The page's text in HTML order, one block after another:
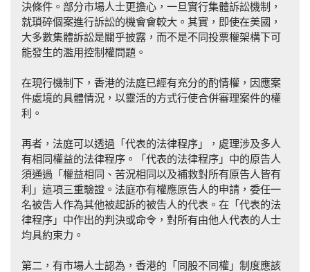
決條件。部分市場人士更擔心，一旦實行集體訴訟機制，
就瑣碎個案進行訴訟的機會會較大。其實，即使在美國，
大多數集體訴訟是關乎披露，而不是不同投票權架構下可
能發生的濫用控制權問題。
在現行機制下，香港的法庭已經有充分的酌情權，因應案
件處境的具體情況，以靈活的方式行使合併審理案件的權
利。
再者，法庭可以透過「代表的法律程序」，處理涉及多人
有相同權益的法律程序。「代表的法律程序」中的原告人
須通過「權益相同、苦況相同以及補救對所有原告人皆有
利」這項三重驗證。法庭亦有權應原告人的申請，委任一
名被告人作為其他被起訴的被告人的代表。在「代表的法
律程序」中作出的判決或命令，對所有由他人代表的人士
均具約束力。
第二，有市場人士認為，香港的「同股不同權」制度應該